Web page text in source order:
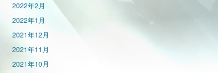
2022年2月
2022年1月
2021年12月
2021年11月
2021年10月